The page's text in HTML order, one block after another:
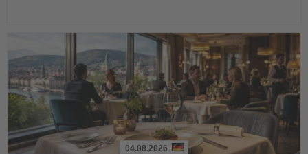
04.08.2026